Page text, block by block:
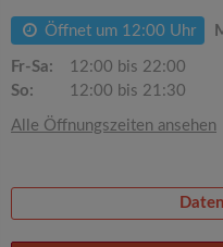
Öffnet um 12:00 Uhr
Fr-Sa:
12:00 bis 22:00
So:
12:00 bis 21:30
Alle Öffnungszeiten ansehen
t